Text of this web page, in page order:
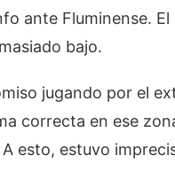
ante Fluminense. El
bajo.
jugando por el
correcta en ese
esto, estuvo